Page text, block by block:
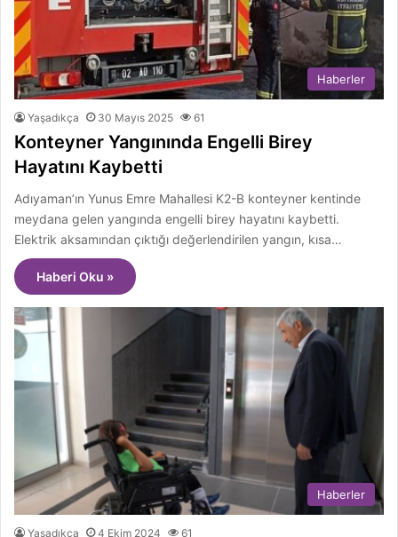
Haberler
Yaşadıkça 30 Mayıs 2025 61
Konteyner Yangınında Engelli Birey
Hayatını Kaybetti
Adıyaman’ın Yunus Emre Mahallesi K2-B konteyner kentinde
meydana gelen yangında engelli birey hayatını kaybetti.
Elektrik aksamından çıktığı değerlendirilen yangın, kısa…
Haberi Oku »
Haberler
Yaşadıkça 4 Ekim 2024 61